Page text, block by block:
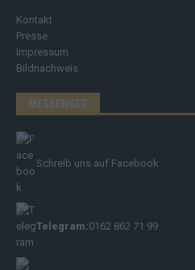
Kontakt
Presse
Impressum
Bildnachweis
MESSENGER
Schreib uns auf Facebook
Telegram:0162 862 71 99